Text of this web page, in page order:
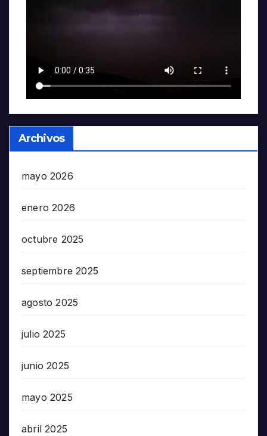
Archivos
mayo 2026
enero 2026
octubre 2025
septiembre 2025
agosto 2025
julio 2025
junio 2025
mayo 2025
abril 2025